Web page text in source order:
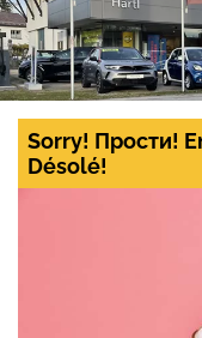
Sorry! Прости!
Désolé!